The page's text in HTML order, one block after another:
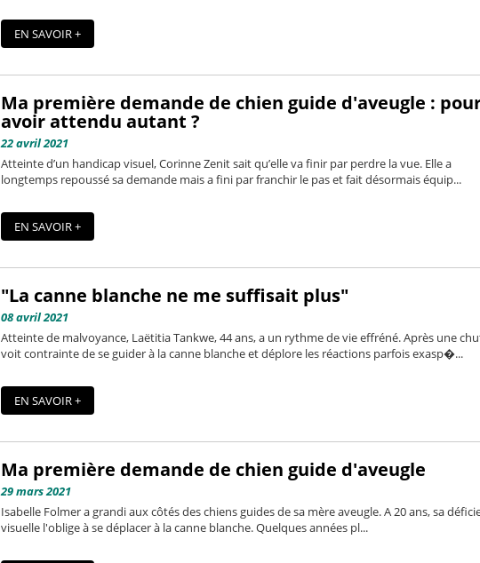
EN SAVOIR +
Ma première demande de chien guide d'aveugle :
avoir attendu autant ?
22 avril 2021
Atteinte d’un handicap visuel, Corinne Zenit sait qu’elle va finir par perdre la vue. Elle a
longtemps repoussé sa demande mais a fini par franchir le pas et fait désormais équip...
EN SAVOIR +
"La canne blanche ne me suffisait plus"
08 avril 2021
Atteinte de malvoyance, Laëtitia Tankwe, 44 ans, a un rythme de vie effréné. Après une
voit contrainte de se guider à la canne blanche et déplore les réactions parfois exasp�...
EN SAVOIR +
Ma première demande de chien guide d'aveugle
29 mars 2021
Isabelle Folmer a grandi aux côtés des chiens guides de sa mère aveugle. A 20 ans, sa
visuelle l'oblige à se déplacer à la canne blanche. Quelques années pl...